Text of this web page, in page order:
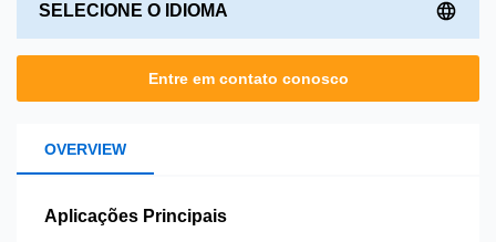
SELECIONE O IDIOMA
Entre em contato conosco
OVERVIEW
Aplicações Principais